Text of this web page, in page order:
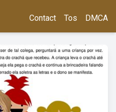
Contact Tos DMCA